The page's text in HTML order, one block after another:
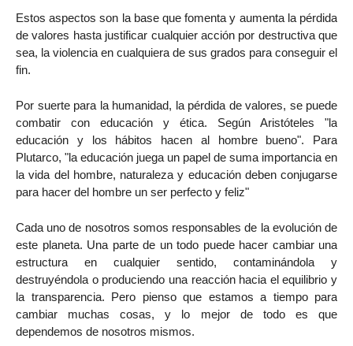
Estos aspectos son la base que fomenta y aumenta la pérdida
de valores hasta justificar cualquier acción por destructiva que
sea, la violencia en cualquiera de sus grados para conseguir el
fin.
Por suerte para la humanidad, la pérdida de valores, se puede
combatir con educación y ética. Según Aristóteles "la
educación y los hábitos hacen al hombre bueno". Para
Plutarco, "la educación juega un papel de suma importancia en
la vida del hombre, naturaleza y educación deben conjugarse
para hacer del hombre un ser perfecto y feliz"
Cada uno de nosotros somos responsables de la evolución de
este planeta. Una parte de un todo puede hacer cambiar una
estructura en cualquier sentido, contaminándola y
destruyéndola o produciendo una reacción hacia el equilibrio y
la transparencia. Pero pienso que estamos a tiempo para
cambiar muchas cosas, y lo mejor de todo es que
dependemos de nosotros mismos.